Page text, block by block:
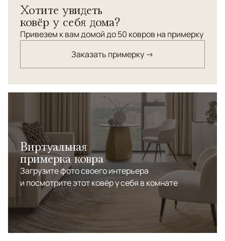
классическим древнеперсидским орнаментом "Охота".
Высокая насыщенность элементов орнамента.
Хотите увидеть
ковёр у себя дома?
Привезем к вам домой до 50 ковров на примерку
Заказать примерку →
Виртуальная
примерка ковра
Загрузите фото своего интерьера
и посмотрите этот ковёр у себя в комнате